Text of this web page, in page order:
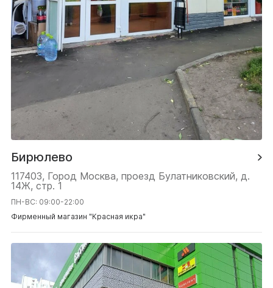
Бирюлево
117403, Город Москва, проезд Булатниковский, д.
14Ж, стр. 1
ПН-ВС: 09:00-22:00
Фирменный магазин "Красная икра"